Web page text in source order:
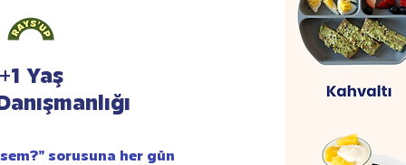
+1 Yaş
sorusuna her gün